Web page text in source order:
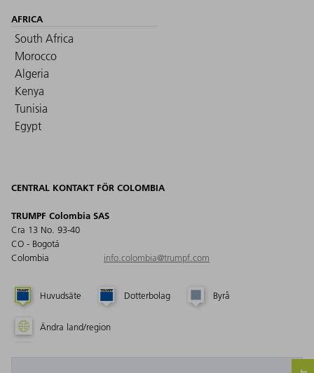
AFRICA
South Africa
Morocco
Algeria
Kenya
Tunisia
Egypt
CENTRAL KONTAKT FÖR COLOMBIA
TRUMPF Colombia SAS
Cra 13 No. 93-40
CO - Bogotá
Colombia
info.colombia@trumpf.com
Huvudsäte Dotterbolag Byrå
Ändra land/region